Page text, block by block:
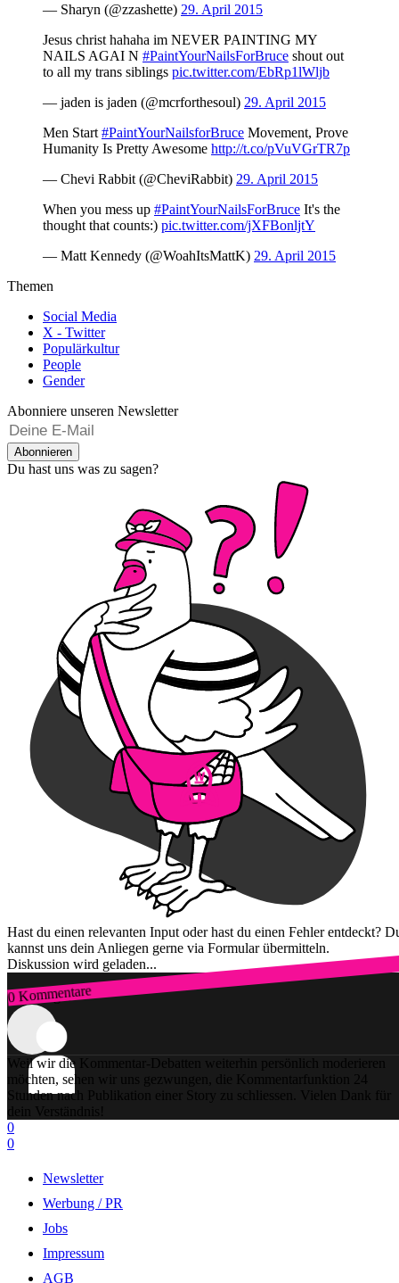
— Sharyn (@zzashette) 29. April 2015
Jesus christ hahaha im NEVER PAINTING MY
NAILS AGAI N #PaintYourNailsForBruce shout out
to all my trans siblings pic.twitter.com/EbRp1lWljb
— jaden is jaden (@mcrforthesoul) 29. April 2015
Men Start #PaintYourNailsforBruce Movement, Prove
Humanity Is Pretty Awesome http://t.co/pVuVGrTR7p
— Chevi Rabbit (@CheviRabbit) 29. April 2015
When you mess up #PaintYourNailsForBruce It's the
thought that counts:) pic.twitter.com/jXFBonljtY
— Matt Kennedy (@WoahItsMattK) 29. April 2015
Themen
Social Media
X - Twitter
Populärkultur
People
Gender
Abonniere unseren Newsletter
Abonnieren
Du hast uns was zu sagen?
Hast du einen relevanten Input oder hast du einen Fehler entdeckt?
kannst uns dein Anliegen gerne via Formular übermitteln.
Diskussion wird geladen...
0 Kommentare
Zum Login
Weil wir die Kommentar-Debatten weiterhin persönlich moderieren
möchten, sehen wir uns gezwungen, die Kommentarfunktion 24
Stunden nach Publikation einer Story zu schliessen. Vielen Dank für
dein Verständnis!
0
0
Newsletter
Werbung / PR
Jobs
Impressum
AGB